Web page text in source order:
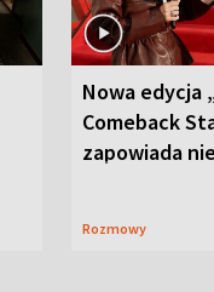
Nowa edycja
Comeback
zapowiada
Rozmowy